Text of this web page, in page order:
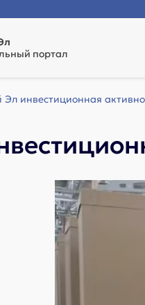
портал
инвестиционная